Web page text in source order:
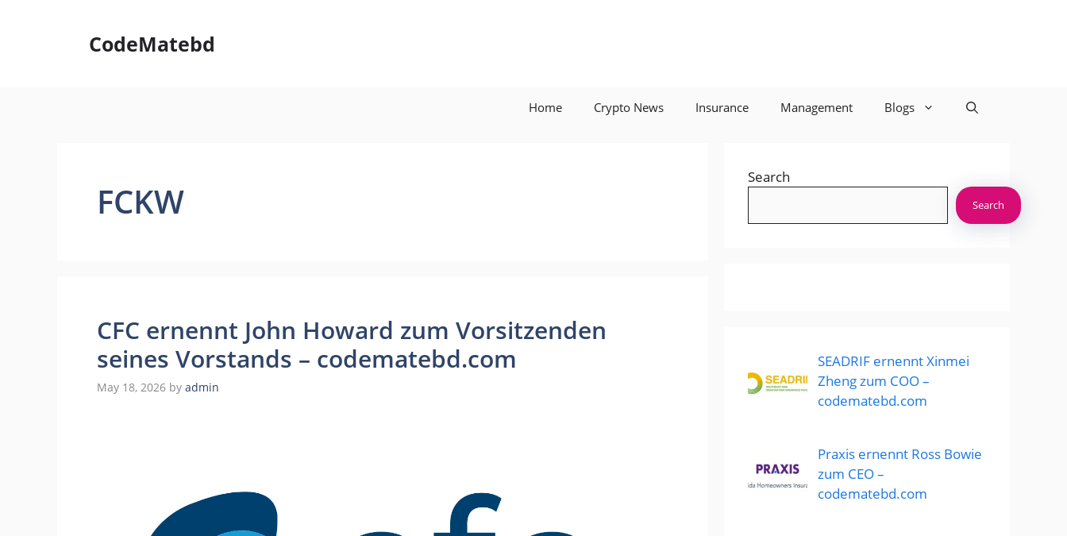
CodeMatebd
Home Crypto News Insurance Management Blogs
FCKW
CFC ernennt John Howard zum Vorsitzenden
seines Vorstands – codematebd.com
May 18, 2026 by admin
Search
Search
SEADRIF ernennt Xinmei
Zheng zum COO –
codematebd.com
Praxis ernennt Ross Bowie
zum CEO –
codematebd.com